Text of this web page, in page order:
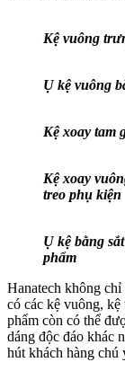
Kệ vuông
Ụ kệ vuông
Kệ xoay tam
Kệ xoay
treo phụ kiện
Ụ kệ bằng
phẩm
Hanatech không chỉ
có các kệ vuông,
phẩm còn có thể
dáng độc đáo khác
hút khách hàng chú